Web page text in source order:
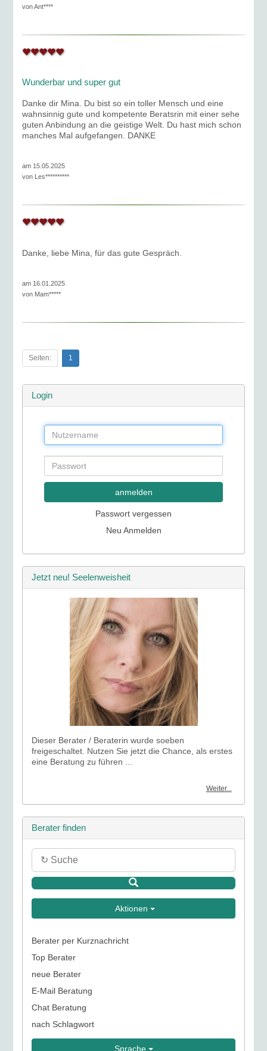
vonAnt****
Wunderbar und super gut
Danke dir Mina. Du bist so ein toller Mensch und eine
wahnsinnig gute und kompetente Beratsrin mit einer sehe
guten Anbindung an die geistige Welt. Du hast mich schon
manches Mal aufgefangen. DANKE
am 15.05.2025
von Les**********
Danke, liebe Mina, für das gute Gespräch.
am 16.01.2025
von Mam*****
Seiten: 1
Login
anmelden
Passwort vergessen
Neu Anmelden
Jetzt neu! Seelenweisheit
Dieser Berater / Beraterin wurde soeben
freigeschaltet. Nutzen Sie jetzt die Chance, als erstes
eine Beratung zu führen ...
Weiter...
Berater finden
Aktionen
Berater per Kurznachricht
Top Berater
neue Berater
E-Mail Beratung
Chat Beratung
nach Schlagwort
Sprache